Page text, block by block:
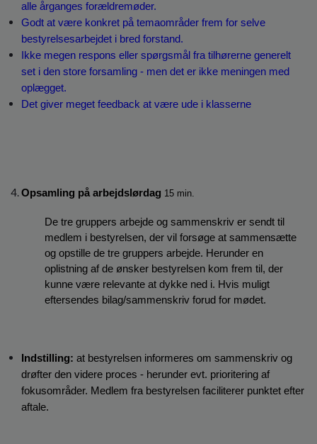
alle årganges forældremøder.
Godt at være konkret på temaområder frem for selve
bestyrelsesarbejdet i bred forstand.
Ikke megen respons eller spørgsmål fra tilhørerne generelt
set i den store forsamling - men det er ikke meningen med
oplægget.
Det giver meget feedback at være ude i klasserne
Opsamling på arbejdslørdag 15 min.
De tre gruppers arbejde og sammenskriv er sendt til
medlem i bestyrelsen, der vil forsøge at sammensætte
og opstille de tre gruppers arbejde. Herunder en
oplistning af de ønsker bestyrelsen kom frem til, der
kunne være relevante at dykke ned i. Hvis muligt
eftersendes bilag/sammenskriv forud for mødet.
Indstilling: at bestyrelsen informeres om sammenskriv og
drøfter den videre proces - herunder evt. prioritering af
fokusområder. Medlem fra bestyrelsen faciliterer punktet efter
aftale.